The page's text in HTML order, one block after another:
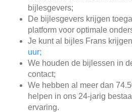
bijlesgevers;
De bijlesgevers krijgen
platform voor optimale
Je kunt al bijles Frans
uur;
We houden de bijlessen in
contact;
We hebben al meer dan
helpen in ons 24-jarig
ervaring.